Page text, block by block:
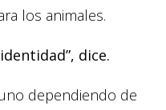
los animales.
dice.
dependiendo de